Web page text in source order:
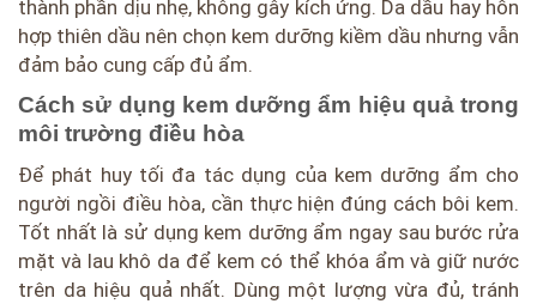
thành phần dịu nhẹ, không gây kích ứng. Da dầu hay hỗn
hợp thiên dầu nên chọn kem dưỡng kiềm dầu nhưng vẫn
đảm bảo cung cấp đủ ẩm.
Cách sử dụng kem dưỡng ẩm hiệu quả trong
môi trường điều hòa
Để phát huy tối đa tác dụng của kem dưỡng ẩm cho
người ngồi điều hòa, cần thực hiện đúng cách bôi kem.
Tốt nhất là sử dụng kem dưỡng ẩm ngay sau bước rửa
mặt và lau khô da để kem có thể khóa ẩm và giữ nước
trên da hiệu quả nhất. Dùng một lượng vừa đủ, tránh